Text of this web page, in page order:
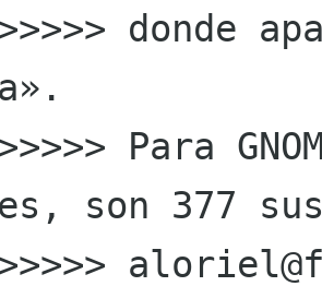
donde
Para
son 377